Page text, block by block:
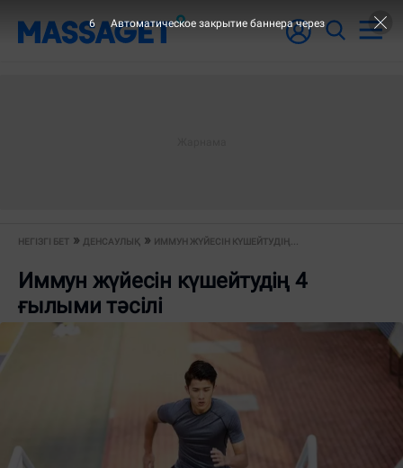
НЕГІЗГІ БЕТ ДЕНСАУЛЫҚ ИММУН ЖҮЙЕСІН КҮШЕЙТУДІҢ...
Иммун жүйесін күшейтудің 4
ғылыми тәсілі
5 Автоматическое закрытие баннера через